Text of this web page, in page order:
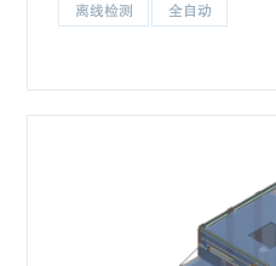
离线检测 全自动